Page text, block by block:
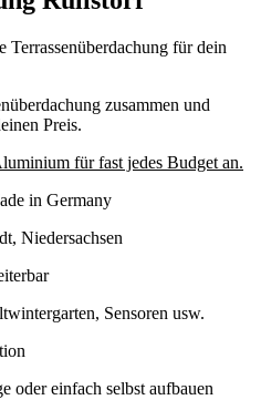
Terrassenüberdachung für dein
zusammen und
Preis.
für fast jedes Budget an.
in Germany
Niedersachsen
Sensoren usw.
oder einfach selbst aufbauen